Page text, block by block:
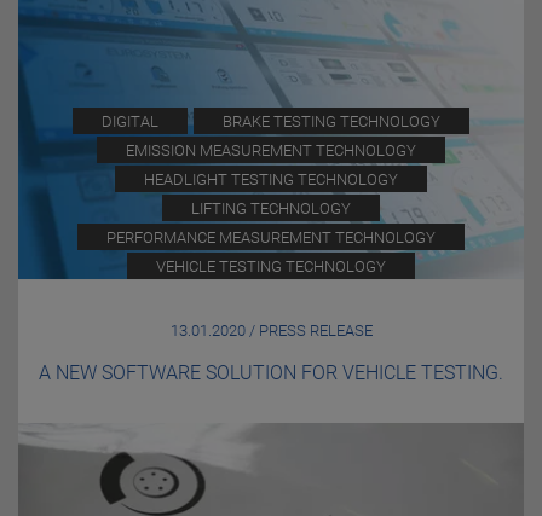
DIGITAL
BRAKE TESTING TECHNOLOGY
EMISSION MEASUREMENT TECHNOLOGY
HEADLIGHT TESTING TECHNOLOGY
LIFTING TECHNOLOGY
PERFORMANCE MEASUREMENT TECHNOLOGY
VEHICLE TESTING TECHNOLOGY
13.01.2020 / PRESS RELEASE
A NEW SOFTWARE SOLUTION FOR VEHICLE TESTING.